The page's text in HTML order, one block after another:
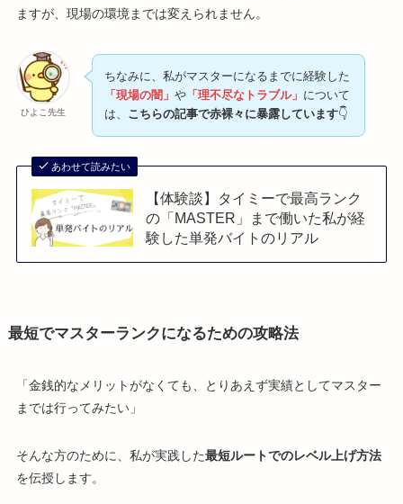
ますが、現場の環境までは変えられません。
ひよこ先生
ちなみに、私がマスターになるまでに経験した
「現場の闇」や 「理不尽なトラブル」 について
は、 こちらの記事で赤裸々に暴露しています👇
あわせて読みたい
【体験談】タイミーで最高ランク
の「MASTER」まで働いた私が経
験した単発バイトのリアル
最短でマスターランクになるための攻略法
「金銭的なメリットがなくても、とりあえず実績としてマスター
までは行ってみたい」
そんな方のために、私が実践した最短ルートでのレベル上げ方法
を伝授します。